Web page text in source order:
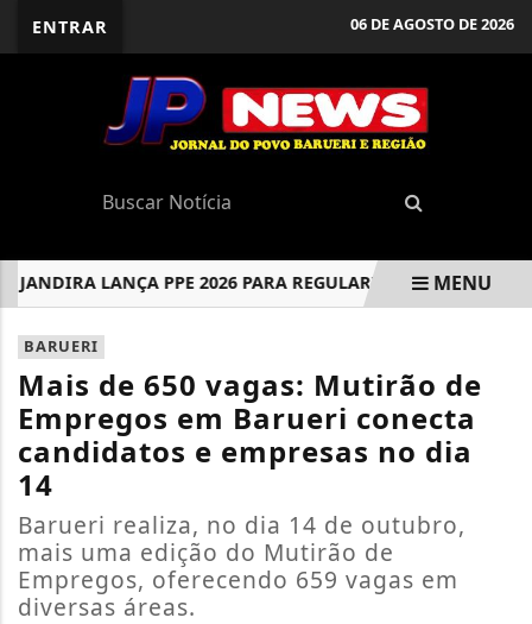
ENTRAR 06 DE AGOSTO DE 2026
LANÇA PPE 2026 PARA REGULARIZAÇÃO DE DÉBITOS
EM ALTA
MENU
BARUERI
Mais de 650 vagas: Mutirão de
Empregos em Barueri conecta
candidatos e empresas no dia
14
Barueri realiza, no dia 14 de outubro,
mais uma edição do Mutirão de
Empregos, oferecendo 659 vagas em
diversas áreas.